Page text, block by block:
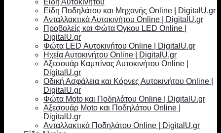
Είδη Αυτοκινήτου
Είδη Ποδηλάτου και Μηχανής Online | DigitalU.gr
Ανταλλακτικά Αυτοκινήτου Online | DigitalU.gr
Προβολείς και Φώτα Όγκου LED Online |
DigitalU.gr
Φώτα LED Αυτοκινήτου Online | DigitalU.gr
Ηχεία Αυτοκινήτου Online | DigitalU.gr
Αξεσουάρ Καμπίνας Αυτοκινήτου Online |
DigitalU.gr
Οδική Ασφάλεια και Κόρνες Αυτοκινήτου Online |
DigitalU.gr
Φώτα Moto και Ποδηλάτου Online | DigitalU.gr
Αξεσουάρ Moto και Ποδηλάτου Online |
DigitalU.gr
Ανταλλακτικά Ποδηλάτου Online | DigitalU.gr